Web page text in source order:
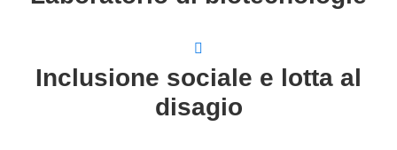
Inclusione sociale e lotta al
disagio